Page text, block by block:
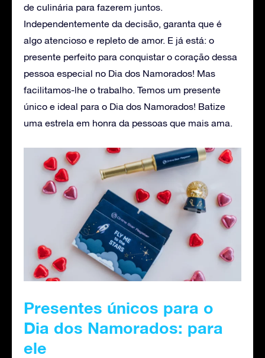
de culinária para fazerem juntos.
Independentemente da decisão, garanta que é
algo atencioso e repleto de amor. E já está: o
presente perfeito para conquistar o coração dessa
pessoa especial no Dia dos Namorados! Mas
facilitamos-lhe o trabalho. Temos um presente
único e ideal para o Dia dos Namorados! Batize
uma estrela em honra da pessoas que mais ama.
Presentes únicos para o
Dia dos Namorados: para
ele